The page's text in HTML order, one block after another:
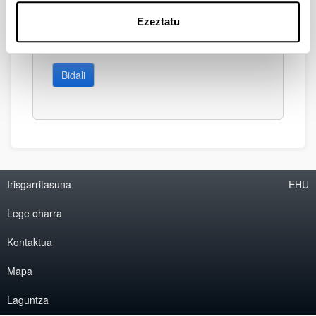
Ezeztatu
Bidali
Irisgarritasuna
Lege oharra
Kontaktua
Mapa
Laguntza
EHU